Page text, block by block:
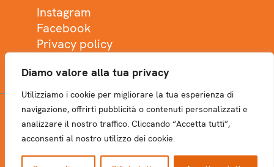
Diamo valore alla tua privacy
Utilizziamo i cookie per migliorare la tua esperienza di
navigazione, offrirti pubblicità o contenuti personalizzati e
analizzare il nostro traffico. Cliccando “Accetta tutti”,
acconsenti al nostro utilizzo dei cookie.
Instagram
Facebook
Privacy policy
NEWSLETTER